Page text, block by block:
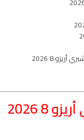
8 2026
2026